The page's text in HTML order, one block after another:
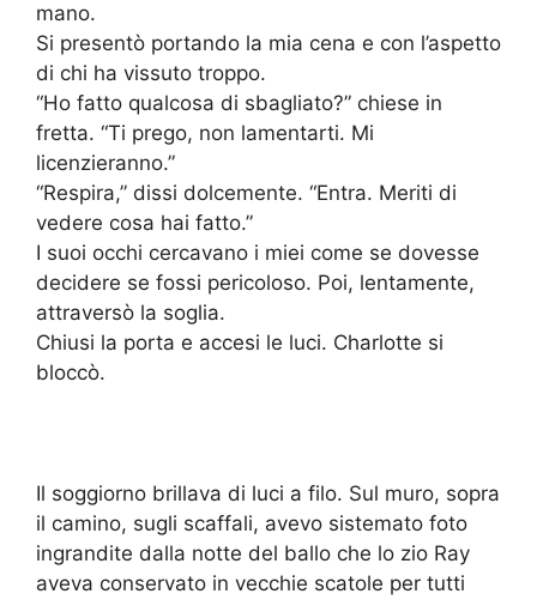
mano.
Si presentò portando la mia cena e con l’aspetto
di chi ha vissuto troppo.
“Ho fatto qualcosa di sbagliato?” chiese in
fretta. “Ti prego, non lamentarti. Mi
licenzieranno.”
“Respira,” dissi dolcemente. “Entra. Meriti di
vedere cosa hai fatto.”
I suoi occhi cercavano i miei come se dovesse
decidere se fossi pericoloso. Poi, lentamente,
attraversò la soglia.
Chiusi la porta e accesi le luci. Charlotte si
bloccò.
Il soggiorno brillava di luci a filo. Sul muro, sopra
il camino, sugli scaffali, avevo sistemato foto
ingrandite dalla notte del ballo che lo zio Ray
aveva conservato in vecchie scatole per tutti